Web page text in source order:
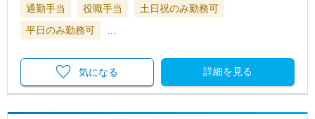
通勤手当
役職手当
土日祝のみ勤務可
平日のみ勤務可
詳細を見る
気になる